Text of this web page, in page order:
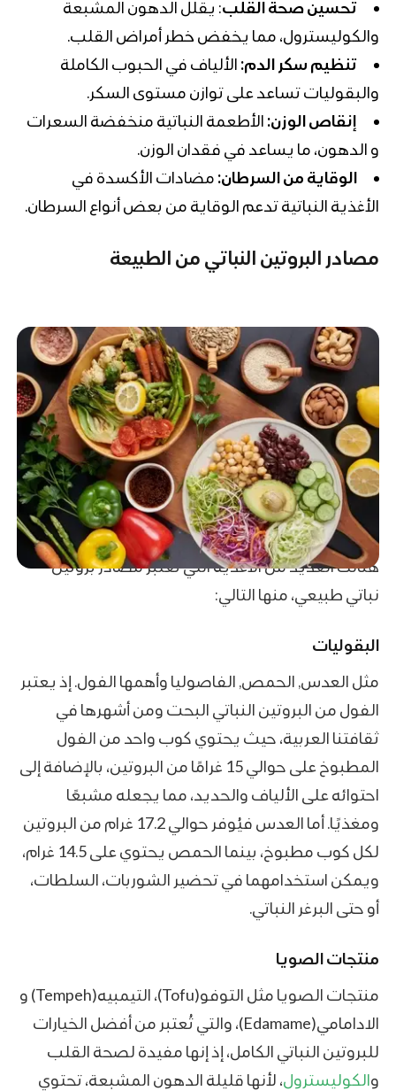
تحسين صحة القلب: يقلل الدهون المشبعة
والكوليسترول، مما يخفض خطر أمراض القلب.
تنظيم سكر الدم: الألياف في الحبوب الكاملة
والبقوليات تساعد على توازن مستوى السكر.
إنقاص الوزن: الأطعمة النباتية منخفضة السعرات
و الدهون، ما يساعد في فقدان الوزن.
الوقاية من السرطان: مضادات الأكسدة في
الأغذية النباتية تدعم الوقاية من بعض أنواع السرطان.
مصادر البروتين النباتي من الطبيعة
هنالك العديد من الأغذية التي تعتبر مصادر بروتين
نباتي طبيعي، منها التالي:
البقوليات
مثل العدس, الحمص, الفاصوليا وأهمها الفول. إذ يعتبر
الفول من البروتين النباتي البحت ومن أشهرها في
ثقافتنا العربية، حيث يحتوي كوب واحد من الفول
المطبوخ على حوالي 15 غرامًا من البروتين، بالإضافة إلى
احتوائه على الألياف والحديد، مما يجعله مشبعًا
ومغذيًا. أما العدس فيُوفر حوالي 17.2 غرام من البروتين
لكل كوب مطبوخ، بينما الحمص يحتوي على 14.5 غرام،
ويمكن استخدامهما في تحضير الشوربات، السلطات،
أو حتى البرغر النباتي.
منتجات الصويا
منتجات الصويا مثل التوفو(Tofu)، التيمبيه(Tempeh) و
الادامامي(Edamame)، والتي تُعتبر من أفضل الخيارات
للبروتين النباتي الكامل، إذ إنها مفيدة لصحة القلب
والكوليسترول، لأنها قليلة الدهون المشبعة، تحتوي